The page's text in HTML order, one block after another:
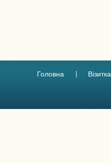
Головна Візитка